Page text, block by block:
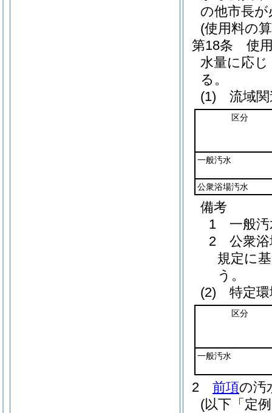
の他市長
(使用料の
第18条
使
水量に応じ
る。
(1)
流域
区分
一般汚水
公衆浴場汚水
備考
1 一般汚
2 公衆浴
規定に
う。
(2)
特定
区分
一般汚水
2 前項の汚
(以下「定